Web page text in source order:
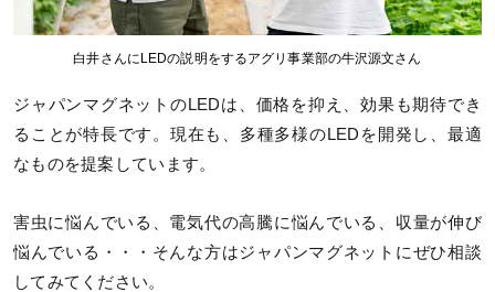
白井さんにLEDの説明をするアグリ事業部の牛沢源文さん
ジャパンマグネットのLEDは、価格を抑え、効果も期待でき
ることが特長です。現在も、多種多様のLEDを開発し、最適
なものを提案しています。
害虫に悩んでいる、電気代の高騰に悩んでいる、収量が伸び
悩んでいる・・・そんな方はジャパンマグネットにぜひ相談
してみてください。